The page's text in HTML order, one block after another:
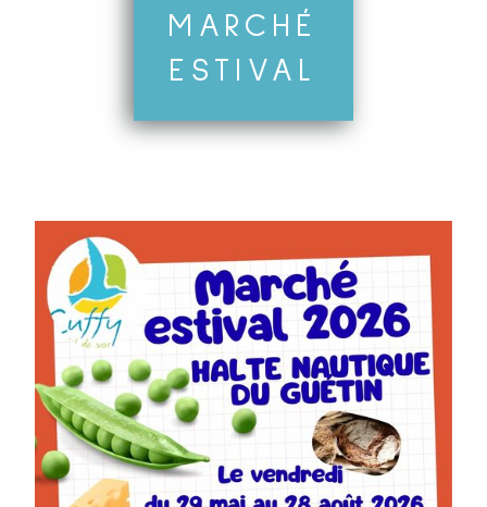
MARCHÉ
ESTIVAL